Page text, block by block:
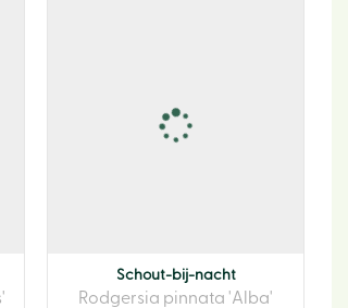
Schout-bij-nacht
Rodgersia pinnata 'Alba'